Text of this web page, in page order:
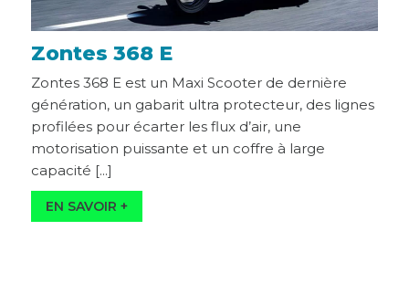
Zontes 368 E
Zontes 368 E est un Maxi Scooter de dernière
génération, un gabarit ultra protecteur, des lignes
profilées pour écarter les flux d’air, une
motorisation puissante et un coffre à large
capacité [...]